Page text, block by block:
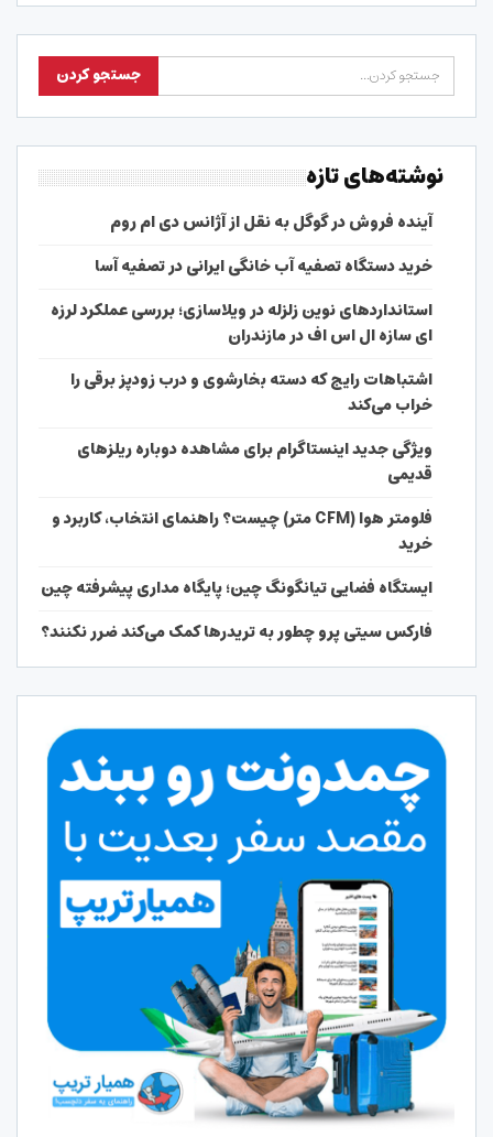
نوشته‌های تازه
آینده فروش در گوگل به نقل از آژانس دی ام روم
خرید دستگاه تصفیه آب خانگی ایرانی در تصفیه آسا
استانداردهای نوین زلزله در ویلاسازی؛ بررسی عملکرد لرزه
ای سازه ال اس اف در مازندران
اشتباهات رایج که دسته بخارشوی و درب زودپز برقی را
خراب می‌کند
ویژگی جدید اینستاگرام برای مشاهده دوباره ریلزهای
قدیمی
فلومتر هوا (CFM متر) چیست؟ راهنمای انتخاب، کاربرد و
خرید
ایستگاه فضایی تیانگونگ چین؛ پایگاه مداری پیشرفته چین
فارکس سیتی پرو چطور به تریدرها کمک می‌کند ضرر نکنند؟